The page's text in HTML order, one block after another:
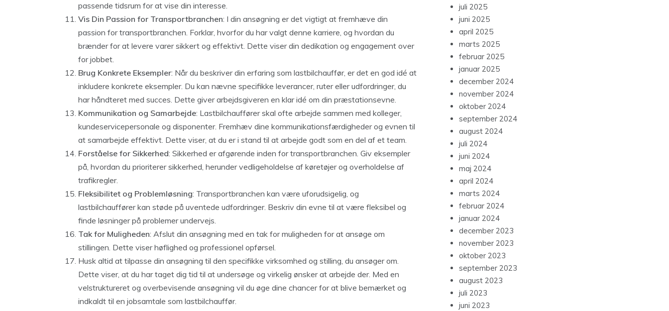
passende tidsrum for at vise din interesse.
Vis Din Passion for Transportbranchen: I din ansøgning er det vigtigt at fremhæve din
passion for transportbranchen. Forklar, hvorfor du har valgt denne karriere, og hvordan du
brænder for at levere varer sikkert og effektivt. Dette viser din dedikation og engagement over
for jobbet.
Brug Konkrete Eksempler: Når du beskriver din erfaring som lastbilchauffør, er det en god idé at
inkludere konkrete eksempler. Du kan nævne specifikke leverancer, ruter eller udfordringer, du
har håndteret med succes. Dette giver arbejdsgiveren en klar idé om din præstationsevne.
Kommunikation og Samarbejde: Lastbilchauffører skal ofte arbejde sammen med kolleger,
kundeservicepersonale og disponenter. Fremhæv dine kommunikationsfærdigheder og evnen til
at samarbejde effektivt. Dette viser, at du er i stand til at arbejde godt som en del af et team.
Forståelse for Sikkerhed: Sikkerhed er afgørende inden for transportbranchen. Giv eksempler
på, hvordan du prioriterer sikkerhed, herunder vedligeholdelse af køretøjer og overholdelse af
trafikregler.
Fleksibilitet og Problemløsning: Transportbranchen kan være uforudsigelig, og
lastbilchauffører kan støde på uventede udfordringer. Beskriv din evne til at være fleksibel og
finde løsninger på problemer undervejs.
Tak for Muligheden: Afslut din ansøgning med en tak for muligheden for at ansøge om
stillingen. Dette viser høflighed og professionel opførsel.
Husk altid at tilpasse din ansøgning til den specifikke virksomhed og stilling, du ansøger om.
Dette viser, at du har taget dig tid til at undersøge og virkelig ønsker at arbejde der. Med en
velstruktureret og overbevisende ansøgning vil du øge dine chancer for at blive bemærket og
indkaldt til en jobsamtale som lastbilchauffør.
juli 2025
juni 2025
april 2025
marts 2025
februar 2025
januar 2025
december 2024
november 2024
oktober 2024
september 2024
august 2024
juli 2024
juni 2024
maj 2024
april 2024
marts 2024
februar 2024
januar 2024
december 2023
november 2023
oktober 2023
september 2023
august 2023
juli 2023
juni 2023